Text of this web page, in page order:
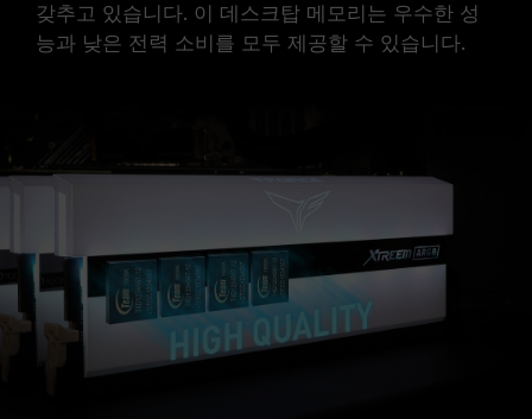
갖추고 있습니다. 이 데스크탑 메모리는 우수한 성
능과 낮은 전력 소비를 모두 제공할 수 있습니다.